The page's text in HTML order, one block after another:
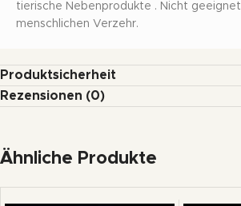
tierische Nebenprodukte . Nicht
menschlichen Verzehr.
Produktsicherheit
Rezensionen (0)
Ähnliche Produkte